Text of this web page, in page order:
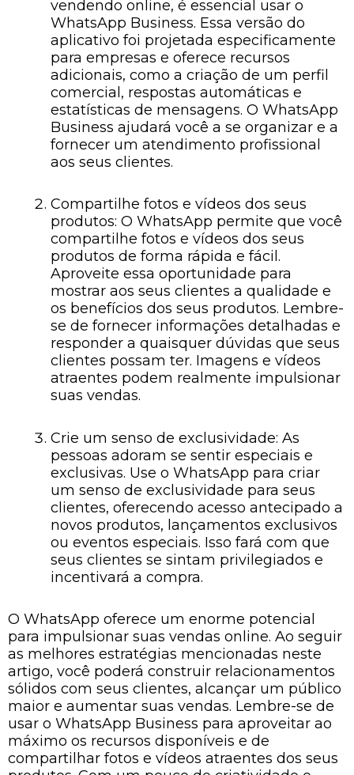
vendendo online, é essencial usar o
WhatsApp Business. Essa versão do
aplicativo foi projetada especificamente
para empresas e oferece recursos
adicionais, como a criação de um perfil
comercial, respostas automáticas e
estatísticas de mensagens. O WhatsApp
Business ajudará você a se organizar e a
fornecer um atendimento profissional
aos seus clientes.
Compartilhe fotos e vídeos dos seus
produtos: O WhatsApp permite que você
compartilhe fotos e vídeos dos seus
produtos de forma rápida e fácil.
Aproveite essa oportunidade para
mostrar aos seus clientes a qualidade e
os benefícios dos seus produtos. Lembre-
se de fornecer informações detalhadas e
responder a quaisquer dúvidas que seus
clientes possam ter. Imagens e vídeos
atraentes podem realmente impulsionar
suas vendas.
Crie um senso de exclusividade: As
pessoas adoram se sentir especiais e
exclusivas. Use o WhatsApp para criar
um senso de exclusividade para seus
clientes, oferecendo acesso antecipado a
novos produtos, lançamentos exclusivos
ou eventos especiais. Isso fará com que
seus clientes se sintam privilegiados e
incentivará a compra.
O WhatsApp oferece um enorme potencial
para impulsionar suas vendas online. Ao seguir
as melhores estratégias mencionadas neste
artigo, você poderá construir relacionamentos
sólidos com seus clientes, alcançar um público
maior e aumentar suas vendas. Lembre-se de
usar o WhatsApp Business para aproveitar ao
máximo os recursos disponíveis e de
compartilhar fotos e vídeos atraentes dos seus